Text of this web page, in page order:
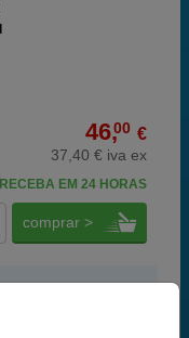
46,00 €
37,40 € iva ex
RECEBA EM 24 HORAS
comprar >